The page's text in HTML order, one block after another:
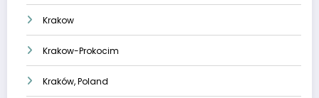
Krakow
Krakow-Prokocim
Kraków, Poland